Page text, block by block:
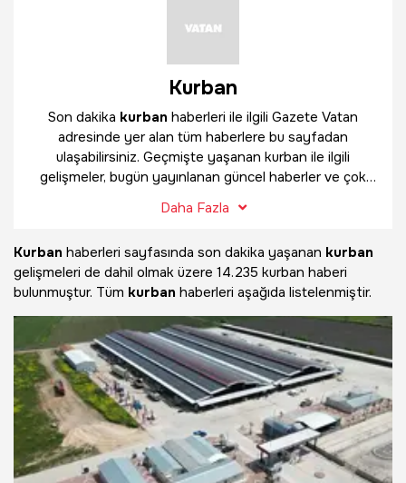
Kurban
Son dakika kurban haberleri ile ilgili Gazete Vatan
adresinde yer alan tüm haberlere bu sayfadan
ulaşabilirsiniz. Geçmişte yaşanan kurban ile ilgili
gelişmeler, bugün yayınlanan güncel haberler ve çok
Daha Fazla
Kurban haberleri sayfasında son dakika yaşanan kurban
gelişmeleri de dahil olmak üzere 14.235 kurban haberi
bulunmuştur. Tüm kurban haberleri aşağıda listelenmiştir.